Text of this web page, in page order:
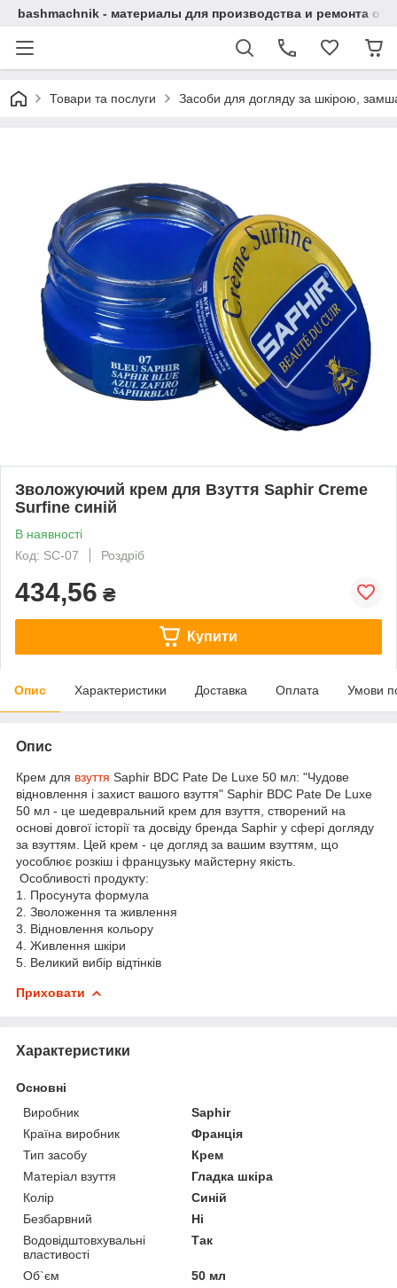
bashmachnik - материалы для производства и ремонта
Товари та послуги Засоби для догляду за шкірою,
Зволожуючий крем для Взуття Saphir Creme
Surfine синій
В наявності
Код: SC-07
Роздріб
434,56 ₴
Купити
Опис Характеристики Доставка Оплата Умови
Опис
Крем для взуття Saphir BDC Pate De Luxe 50 мл: "Чудове
відновлення і захист вашого взуття" Saphir BDC Pate De Luxe
50 мл - це шедевральний крем для взуття, створений на
основі довгої історії та досвіду бренда Saphir у сфері догляду
за взуттям. Цей крем - це догляд за вашим взуттям, що
уособлює розкіш і французьку майстерну якість.
Особливості продукту:
1. Просунута формула
2. Зволоження та живлення
3. Відновлення кольору
4. Живлення шкіри
5. Великий вибір відтінків
Приховати
Характеристики
Основні
Виробник
Saphir
Країна виробник
Франція
Тип засобу
Крем
Матеріал взуття
Гладка шкіра
Колір
Синій
Безбарвний
Ні
Водовідштовхувальні
властивості
Так
Об`єм
50 мл